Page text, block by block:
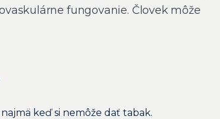
fungovanie. Človek môže
najmä keď si nemôže dať tabak.